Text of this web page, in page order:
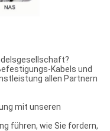
Kabels und
allen Partnern
mit unseren
führen, wie Sie fordern,